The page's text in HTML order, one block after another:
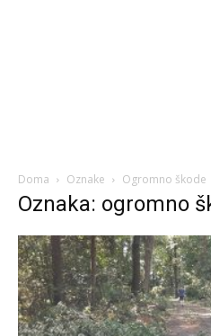
Doma Oznake Ogromno škode
Oznaka: ogromno